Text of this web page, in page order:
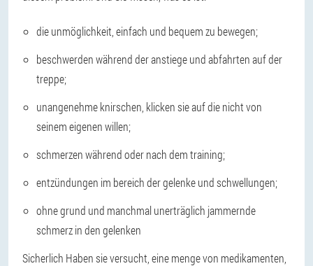
die unmöglichkeit, einfach und bequem zu bewegen;
beschwerden während der anstiege und abfahrten auf der
treppe;
unangenehme knirschen, klicken sie auf die nicht von
seinem eigenen willen;
schmerzen während oder nach dem training;
entzündungen im bereich der gelenke und schwellungen;
ohne grund und manchmal unerträglich jammernde
schmerz in den gelenken
Sicherlich Haben sie versucht, eine menge von medikamenten,